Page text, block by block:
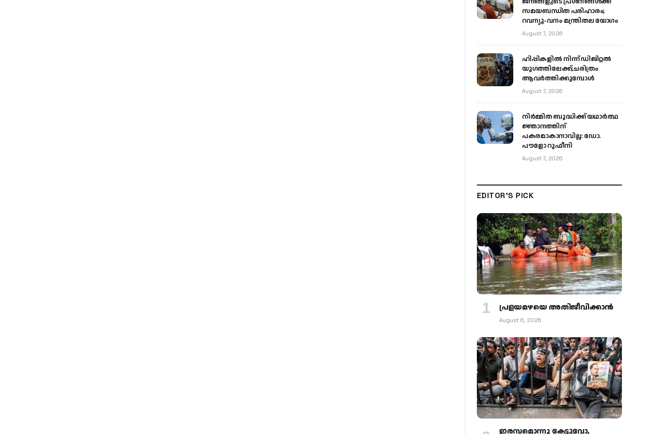
സമയബന്ധിത പരിഹാരം;
റവന്യൂ-വനം മന്ത്രിതല യോഗം
August 7, 2026
ഹിപ്പികളില്‍ നിന്ന് ഡിജിറ്റല്‍
യുഗത്തിലേക്ക്;ചരിത്രം
ആവര്‍ത്തിക്കുമ്പോള്‍
August 7, 2026
നിർമ്മിത ബുദ്ധിക്ക് യഥാർത്ഥ
ജ്ഞാനത്തിന്
പകരമാകാനാവില്ല: ഡോ.
പൗളോ റുഫീനി
August 7, 2026
EDITOR'S PICK
പ്രളയമഴയെ അതിജീവിക്കാന്‍
August 6, 2026
ഇരമ്പമൊന്നു കേട്ടുവോ,